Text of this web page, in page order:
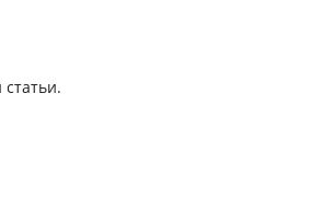
статьи.